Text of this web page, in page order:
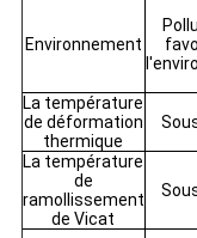
Environnement
La température
de déformation
thermique
La température
de
ramollissement
de Vicat